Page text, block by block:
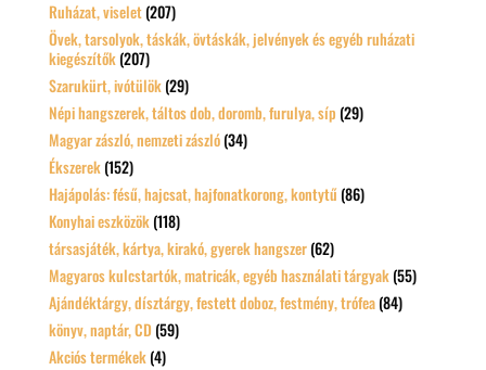
Ruházat, viselet (207)
Övek, tarsolyok, táskák, övtáskák, jelvények és egyéb ruházati
kiegészítők (207)
Szarukürt, ivótülök (29)
Népi hangszerek, táltos dob, doromb, furulya, síp (29)
Magyar zászló, nemzeti zászló (34)
Ékszerek (152)
Hajápolás: fésű, hajcsat, hajfonatkorong, kontytű (86)
Konyhai eszközök (118)
társasjáték, kártya, kirakó, gyerek hangszer (62)
Magyaros kulcstartók, matricák, egyéb használati tárgyak (55)
Ajándéktárgy, dísztárgy, festett doboz, festmény, trófea (84)
könyv, naptár, CD (59)
Akciós termékek (4)